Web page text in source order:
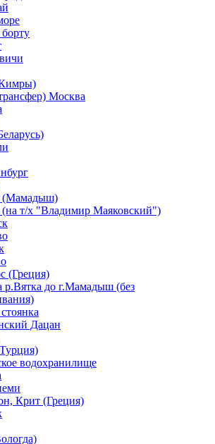
Москва
(Мамадыш)
(на т/х "Владимир Маяковский")
(Греция)
р.Вятка до г.Мамадыш (без
Дацан
водохранилище
Крит (Греция)